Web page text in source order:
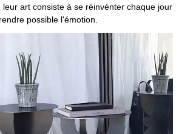
art consiste à se réinvénter chaque jour
possible l'émotion.